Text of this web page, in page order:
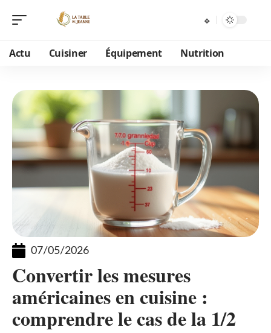
Actu Cuisiner Équipement Nutrition
07/05/2026
Convertir les mesures
américaines en cuisine :
comprendre le cas de la 1/2